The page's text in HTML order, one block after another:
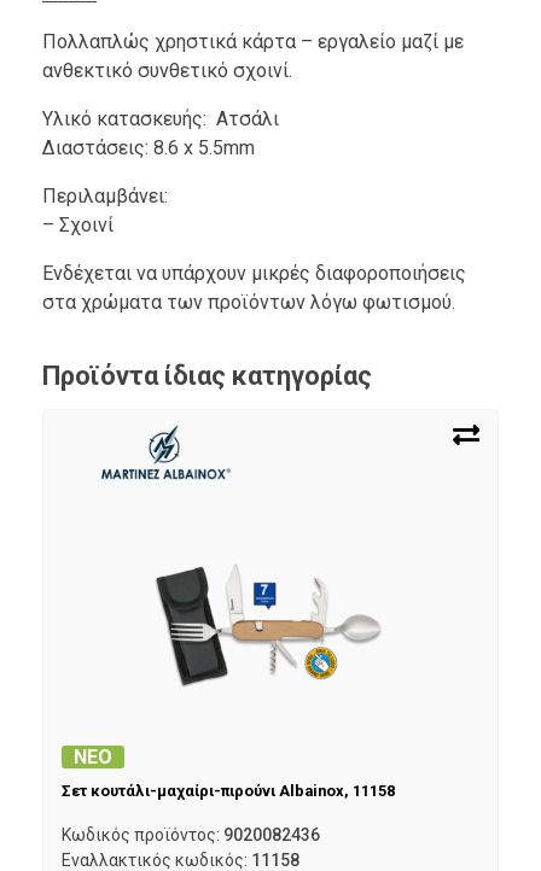
Πολλαπλώς χρηστικά κάρτα – εργαλείο μαζί με
ανθεκτικό συνθετικό σχοινί.
Υλικό κατασκευής: Ατσάλι
Διαστάσεις: 8.6 x 5.5mm
Περιλαμβάνει:
– Σχοινί
Ενδέχεται να υπάρχουν μικρές διαφοροποιήσεις
στα χρώματα των προϊόντων λόγω φωτισμού.
Προϊόντα ίδιας κατηγορίας
ΝΕΟ
Σετ κουτάλι-μαχαίρι-πιρούνι Albainox, 11158
Κωδικός προϊόντος: 9020082436
Εναλλακτικός κωδικός: 11158